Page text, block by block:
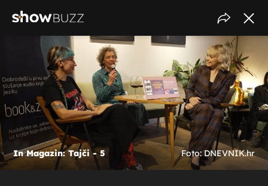
In Magazin: Tajči - 5 Foto: DNEVNIK.hr